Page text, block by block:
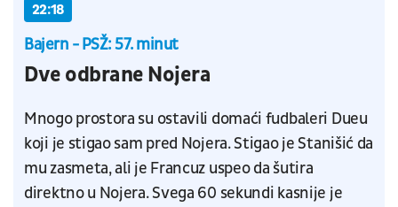
22:18
Bajern - PSŽ: 57. minut
Dve odbrane Nojera
Mnogo prostora su ostavili domaći fudbaleri Dueu
koji je stigao sam pred Nojera. Stigao je Stanišić da
mu zasmeta, ali je Francuz uspeo da šutira
direktno u Nojera. Svega 60 sekundi kasnije je